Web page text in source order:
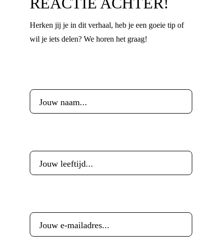
Herken jij je in dit verhaal, heb je een goeie tip of
wil je iets delen? We horen het graag!